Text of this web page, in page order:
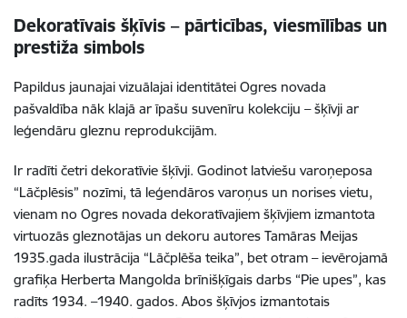
Dekoratīvais šķīvis – pārticības, viesmīlības un
prestiža simbols
Papildus jaunajai vizuālajai identitātei Ogres novada
pašvaldība nāk klajā ar īpašu suvenīru kolekciju – šķīvji ar
leģendāru gleznu reprodukcijām.
Ir radīti četri dekoratīvie šķīvji. Godinot latviešu varoņeposa
“Lāčplēsis” nozīmi, tā leģendāros varoņus un norises vietu,
vienam no Ogres novada dekoratīvajiem šķīvjiem izmantota
virtuozās gleznotājas un dekoru autores Tamāras Meijas
1935.gada ilustrācija “Lāčplēša teika”, bet otram – ievērojamā
grafiķa Herberta Mangolda brīnišķīgais darbs “Pie upes”, kas
radīts 1934. –1940. gados. Abos šķīvjos izmantotais